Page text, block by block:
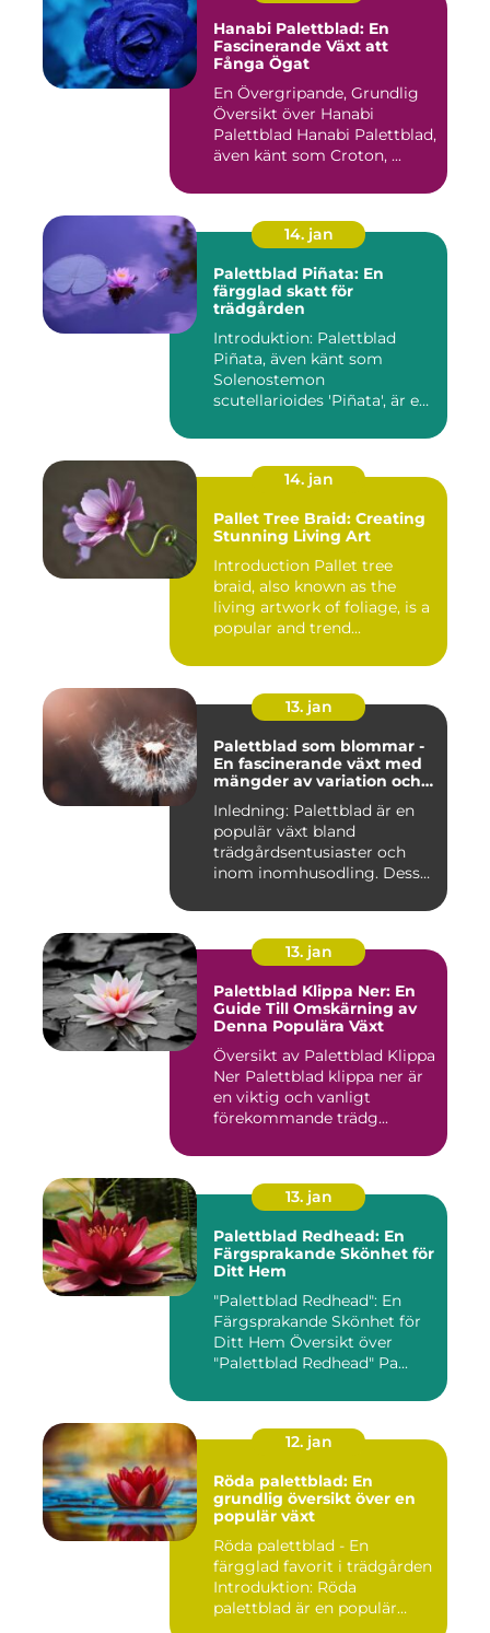
Hanabi Palettblad: En
Fascinerande Växt att
Fånga Ögat
En Övergripande, Grundlig
Översikt över Hanabi
Palettblad Hanabi Palettblad,
även känt som Croton, ...
14. jan
Palettblad Piñata: En
färgglad skatt för
trädgården
Introduktion: Palettblad
Piñata, även känt som
Solenostemon
scutellarioides 'Piñata', är en
14. jan
Pallet Tree Braid: Creating
Stunning Living Art
Introduction Pallet tree
braid, also known as the
living artwork of foliage, is a
popular and trend...
13. jan
Palettblad som blommar -
En fascinerande växt med
mängder av variation och
Inledning: Palettblad är en
populär växt bland
trädgårdsentusiaster och
inom inomhusodling. Dess
13. jan
Palettblad Klippa Ner: En
Guide Till Omskärning av
Denna Populära Växt
Översikt av Palettblad Klippa
Ner Palettblad klippa ner är
en viktig och vanligt
förekommande trädg...
13. jan
Palettblad Redhead: En
Färgsprakande Skönhet för
Ditt Hem
"Palettblad Redhead": En
Färgsprakande Skönhet för
Ditt Hem Översikt över
"Palettblad Redhead" Pa...
12. jan
Röda palettblad: En
grundlig översikt över en
populär växt
Röda palettblad - En
färgglad favorit i trädgården
Introduktion: Röda
palettblad är en populär